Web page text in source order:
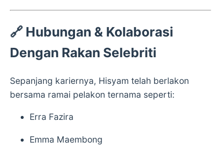
🔗 Hubungan & Kolaborasi
Dengan Rakan Selebriti
Sepanjang kariernya, Hisyam telah berlakon
bersama ramai pelakon ternama seperti:
Erra Fazira
Emma Maembong